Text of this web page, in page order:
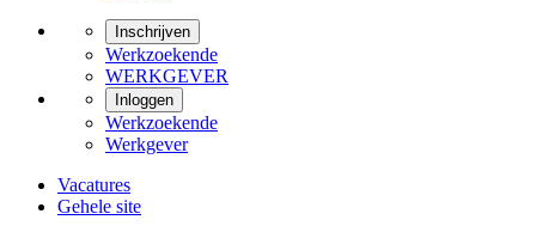
Inschrijven
Werkzoekende
WERKGEVER
Inloggen
Werkzoekende
Werkgever
Vacatures
Gehele site